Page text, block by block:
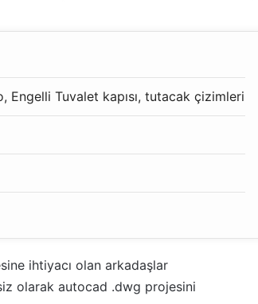
Engelli Tuvalet kapısı, tutacak çizimleri
ihtiyacı olan arkadaşlar
olarak autocad .dwg projesini